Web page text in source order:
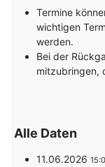
Termine
wichtigen
werden.
Bei der
mitzubringen,
Alle Daten
11.06.2026